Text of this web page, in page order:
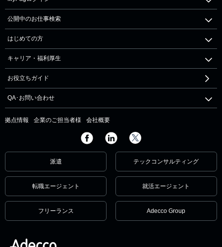
公開中のお仕事検索
はじめての方
キャリア・福利厚生
お役立ちガイド
QA･お問い合わせ
拠点情報 企業のご担当者様 会社概要
派遣 テックコンサルティング
転職エージェント 就活エージェント
フリーランス Adecco Group